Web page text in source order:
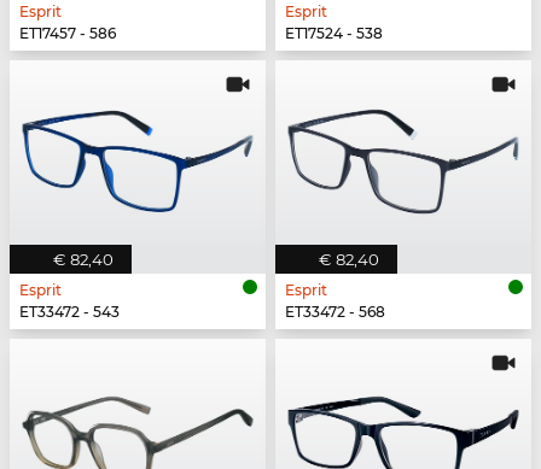
Esprit
ET17457 - 586
Esprit
ET17524 - 538
€ 82,40
Esprit
ET33472 - 543
€ 82,40
Esprit
ET33472 - 568